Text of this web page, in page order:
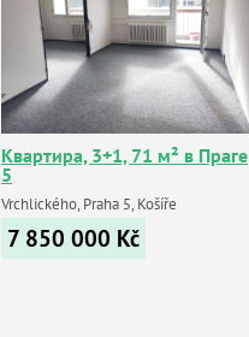
Квартира, 3+1, 71 м² в Праге
5
Vrchlického, Praha 5, Košíře
7 850 000 Kč